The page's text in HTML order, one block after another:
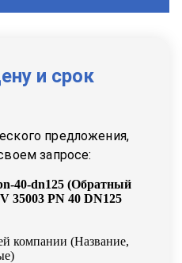
и срок
предложения,
запросе:
40-dn125 (Обратный
35003 PN 40 DN125
компании (Название,